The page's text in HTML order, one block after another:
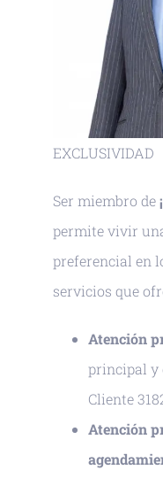
EXCLUSIVIDAD
Ser miembro de
permite vivir
preferencial en
servicios que
Atención
principal y
Cliente
Atención